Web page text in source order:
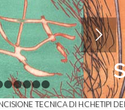
1 2 3 4 5 6 7 8 9 1011 12
TECNICA DI HAITER
STEFANO FANARA-ARCHETIPI